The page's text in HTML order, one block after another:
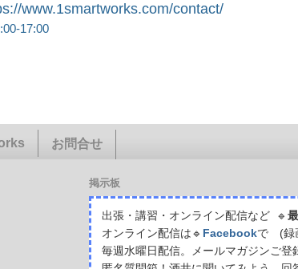
www.1smartworks.com/contact/
17:00
お問合せ
掲示板
出張・講習・オンライン配信など 🔹
オンライン配信は🔹 Facebookで (録
毎週水曜日配信。メールマガジンご